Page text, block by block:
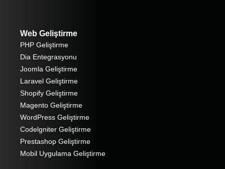
Web Geliştirme
PHP Geliştirme
Dia Entegrasyonu
Joomla Geliştirme
Laravel Geliştirme
Shopify Geliştirme
Magento Geliştirme
WordPress Geliştirme
Codelgniter Geliştirme
Prestashop Geliştirme
Mobil Uygulama Geliştirme